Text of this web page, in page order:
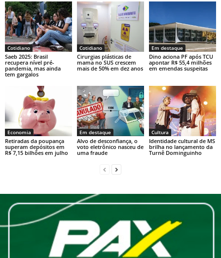
A
p
p
b
o
o
k
Li
n
k
Cotidiano
Saeb 2025: Brasil
recupera nível pré-
pandemia, mas ainda
tem gargalos
Cotidiano
Cirurgias plásticas de
mama no SUS crescem
mais de 50% em dez anos
Em destaque
Dino aciona PF após TCU
apontar R$ 55,4 milhões
em emendas suspeitas
Economia
Retiradas da poupança
superam depósitos em
R$ 7,15 bilhões em julho
Em destaque
Alvo de desconfiança, o
voto eletrônico nasceu de
uma fraude
Cultura
Identidade cultural de MS
brilha no lançamento da
Turnê Dominguinho